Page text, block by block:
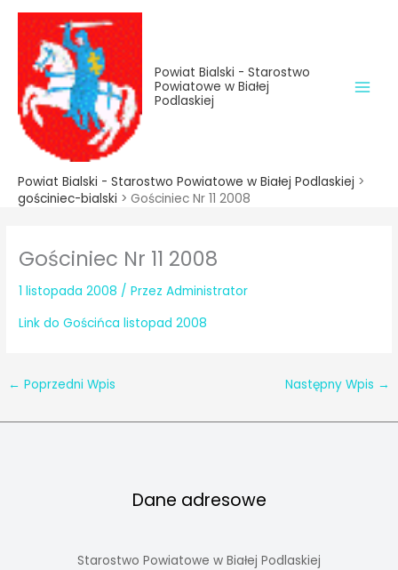
treści
Przejdź
treści
Powiat Bialski - Starostwo
Powiatowe w Białej
Podlaskiej
Powiat Bialski - Starostwo Powiatowe w Białej Podlaskiej >
gościniec-bialski > Gościniec Nr 11 2008
Gościniec Nr 11 2008
1 listopada 2008 / PrzezAdministrator
Link do Gościńca listopad 2008
← Poprzedni Wpis Następny Wpis →
Dane adresowe
Starostwo Powiatowe w Białej Podlaskiej